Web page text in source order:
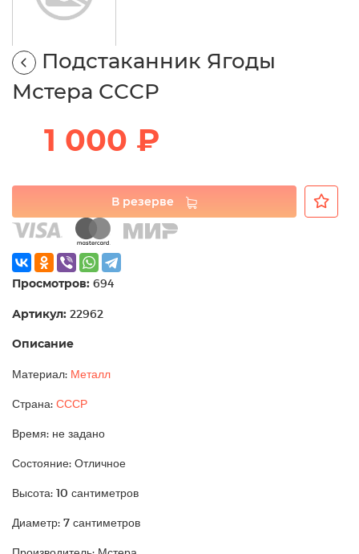
Подстаканник Ягоды
Мстера СССР
1 000 ₽
В резерве
Просмотров: 694
Артикул: 22962
Описание
Материал: Металл
Страна: СССР
Время: не задано
Состояние: Отличное
Высота: 10 сантиметров
Диаметр: 7 сантиметров